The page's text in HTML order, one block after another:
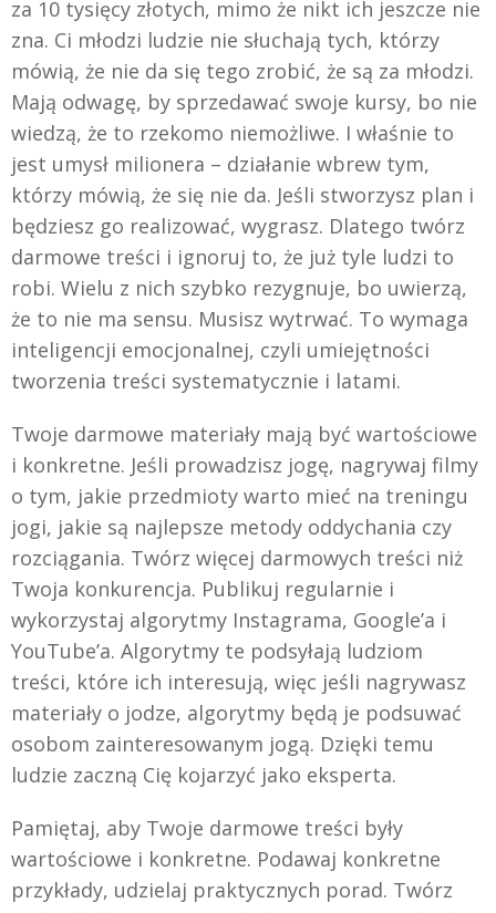
za 10 tysięcy złotych, mimo że nikt ich jeszcze nie
zna. Ci młodzi ludzie nie słuchają tych, którzy
mówią, że nie da się tego zrobić, że są za młodzi.
Mają odwagę, by sprzedawać swoje kursy, bo nie
wiedzą, że to rzekomo niemożliwe. I właśnie to
jest umysł milionera – działanie wbrew tym,
którzy mówią, że się nie da. Jeśli stworzysz plan i
będziesz go realizować, wygrasz. Dlatego twórz
darmowe treści i ignoruj to, że już tyle ludzi to
robi. Wielu z nich szybko rezygnuje, bo uwierzą,
że to nie ma sensu. Musisz wytrwać. To wymaga
inteligencji emocjonalnej, czyli umiejętności
tworzenia treści systematycznie i latami.
Twoje darmowe materiały mają być wartościowe
i konkretne. Jeśli prowadzisz jogę, nagrywaj filmy
o tym, jakie przedmioty warto mieć na treningu
jogi, jakie są najlepsze metody oddychania czy
rozciągania. Twórz więcej darmowych treści niż
Twoja konkurencja. Publikuj regularnie i
wykorzystaj algorytmy Instagrama, Google’a i
YouTube’a. Algorytmy te podsyłają ludziom
treści, które ich interesują, więc jeśli nagrywasz
materiały o jodze, algorytmy będą je podsuwać
osobom zainteresowanym jogą. Dzięki temu
ludzie zaczną Cię kojarzyć jako eksperta.
Pamiętaj, aby Twoje darmowe treści były
wartościowe i konkretne. Podawaj konkretne
przykłady, udzielaj praktycznych porad. Twórz